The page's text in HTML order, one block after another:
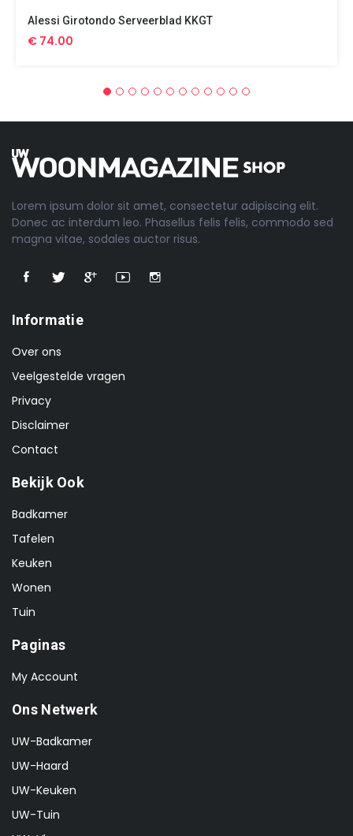
Alessi Girotondo Serveerblad KKGT
€ 74.00
Lorem ipsum dolor sit amet, consectetur adipiscing elit.
Donec ac interdum leo. Phasellus felis felis, commodo sed
magna vitae, sodales auctor risus.
Informatie
Over ons
Veelgestelde vragen
Privacy
Disclaimer
Contact
Bekijk Ook
Badkamer
Tafelen
Keuken
Wonen
Tuin
Paginas
My Account
Ons Netwerk
UW-Badkamer
UW-Haard
UW-Keuken
UW-Tuin